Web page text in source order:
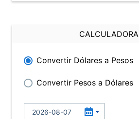
CALCULADORA
Convertir Dólares a Pesos
Convertir Pesos a Dólares